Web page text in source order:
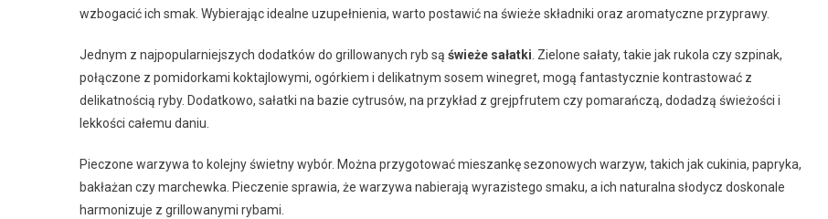
wzbogacić ich smak. Wybierając idealne uzupełnienia, warto postawić na świeże składniki oraz aromatyczne przyprawy.
Jednym z najpopularniejszych dodatków do grillowanych ryb są świeże sałatki. Zielone sałaty, takie jak rukola czy szpinak,
połączone z pomidorkami koktajlowymi, ogórkiem i delikatnym sosem winegret, mogą fantastycznie kontrastować z
delikatnością ryby. Dodatkowo, sałatki na bazie cytrusów, na przykład z grejpfrutem czy pomarańczą, dodadzą świeżości i
lekkości całemu daniu.
Pieczone warzywa to kolejny świetny wybór. Można przygotować mieszankę sezonowych warzyw, takich jak cukinia, papryka,
bakłażan czy marchewka. Pieczenie sprawia, że warzywa nabierają wyrazistego smaku, a ich naturalna słodycz doskonale
harmonizuje z grillowanymi rybami.